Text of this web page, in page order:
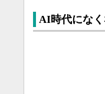
AI時代にな